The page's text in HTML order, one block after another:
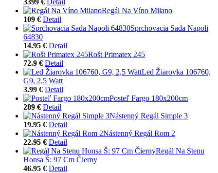
Regál Na Víno Milano
109 € Detail
Sprchovacia Sada Napoli
64830
14.95 € Detail
Rošt Primatex 245
72.9 € Detail
Led Žiarovka 106760,
G9, 2,5 Watt
3.99 € Detail
Posteľ Fargo 180x200cm
289 € Detail
Nástenný Regál Simple 3
19.95 € Detail
Nástenný Regál Rom 2
22.95 € Detail
Regál Na Stenu
Honsa Š: 97 Cm Čierny
46.95 € Detail